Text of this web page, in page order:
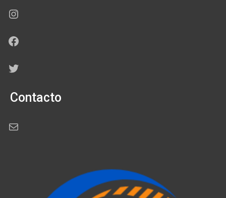
Instagram
Facebook
Twitter
Contacto
Correo electrónico